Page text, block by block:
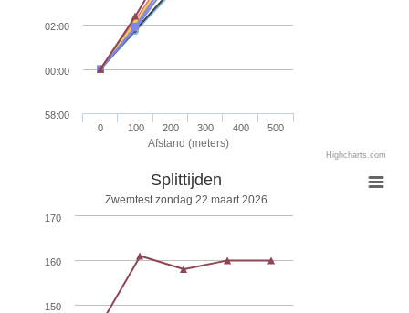
Afstand (meters)
0 100 200 300 400 500
58:00
00:00
02:00
Highcharts.com
Splittijden
Zwemtest zondag 22 maart 2026
150
160
170